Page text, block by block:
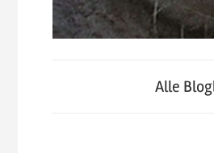
JacoBlök
Alle